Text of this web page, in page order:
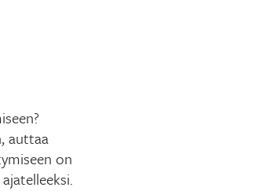
auttaa
on